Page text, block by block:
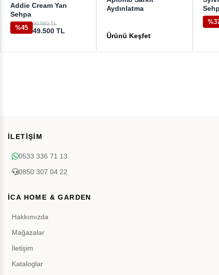
Addie Cream Yan
Sehpa
%45
90.550 TL
49.500 TL
Aydınlatma
İLETİŞİM
0533 336 71 13
0850 307 04 22
İCA HOME & GARDEN
Hakkımızda
Mağazalar
İletişim
Kataloglar